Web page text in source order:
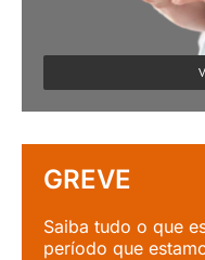
GREVE
Saiba tudo o que
período que